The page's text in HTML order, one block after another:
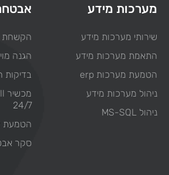
מערכות מידע
שירותי מערכות מידע
התאמת מערכות מידע
הטמעת מערכות erp
ניהול מערכות מידע
ניהול MS-SQL
הקשחת
הגנה
בדיקות
24/7
הטמעת
סקר